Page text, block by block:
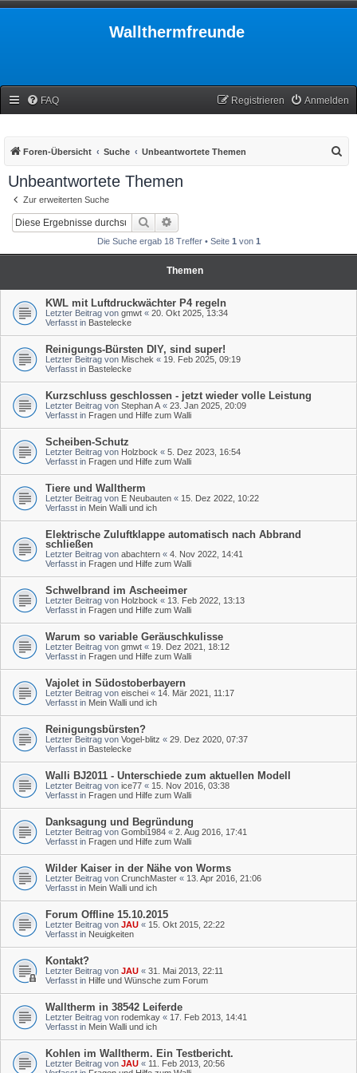
Wallthermfreunde
FAQ Anmelden
Registrieren
Foren-Übersicht Suche Unbeantwortete Themen
Unbeantwortete Themen
Zur erweiterten Suche
Suche
Die Suche ergab 18 Treffer • Seite 1 von 1
Themen
KWL mit Luftdruckwächter P4 regeln
Letzter Beitrag von gmwt « 20. Okt 2025, 13:34
Verfasst in Bastelecke
Reinigungs-Bürsten DIY, sind super!
Letzter Beitrag von Mischek « 19. Feb 2025, 09:19
Verfasst in Bastelecke
Kurzschluss geschlossen - jetzt wieder volle Leistung
Letzter Beitrag von Stephan A « 23. Jan 2025, 20:09
Verfasst in Fragen und Hilfe zum Walli
Scheiben-Schutz
Letzter Beitrag von Holzbock « 5. Dez 2023, 16:54
Verfasst in Fragen und Hilfe zum Walli
Tiere und Walltherm
Letzter Beitrag von E Neubauten « 15. Dez 2022, 10:22
Verfasst in Mein Walli und ich
Elektrische Zuluftklappe automatisch nach Abbrand
schließen
Letzter Beitrag von abachtern « 4. Nov 2022, 14:41
Verfasst in Fragen und Hilfe zum Walli
Schwelbrand im Ascheeimer
Letzter Beitrag von Holzbock « 13. Feb 2022, 13:13
Verfasst in Fragen und Hilfe zum Walli
Warum so variable Geräuschkulisse
Letzter Beitrag von gmwt « 19. Dez 2021, 18:12
Verfasst in Fragen und Hilfe zum Walli
Vajolet in Südostoberbayern
Letzter Beitrag von eischei « 14. Mär 2021, 11:17
Verfasst in Mein Walli und ich
Reinigungsbürsten?
Letzter Beitrag von Vogel-blitz « 29. Dez 2020, 07:37
Verfasst in Bastelecke
Walli BJ2011 - Unterschiede zum aktuellen Modell
Letzter Beitrag von ice77 « 15. Nov 2016, 03:38
Verfasst in Fragen und Hilfe zum Walli
Danksagung und Begründung
Letzter Beitrag von Gombi1984 « 2. Aug 2016, 17:41
Verfasst in Fragen und Hilfe zum Walli
Wilder Kaiser in der Nähe von Worms
Letzter Beitrag von CrunchMaster « 13. Apr 2016, 21:06
Verfasst in Mein Walli und ich
Forum Offline 15.10.2015
Letzter Beitrag von JAU « 15. Okt 2015, 22:22
Verfasst in Neuigkeiten
Kontakt?
Letzter Beitrag von JAU « 31. Mai 2013, 22:11
Verfasst in Hilfe und Wünsche zum Forum
Walltherm in 38542 Leiferde
Letzter Beitrag von rodemkay « 17. Feb 2013, 14:41
Verfasst in Mein Walli und ich
Kohlen im Walltherm. Ein Testbericht.
Letzter Beitrag von JAU « 11. Feb 2013, 20:56